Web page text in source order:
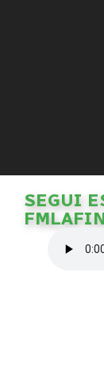
SEGUI